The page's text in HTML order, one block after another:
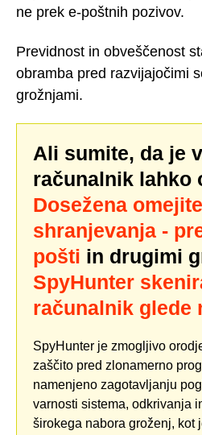
ne prek e-poštnih pozivov.
Previdnost in obveščenost
obramba pred razvijajočimi
grožnjami.
Ali sumite, da je
računalnik lahko
Dosežena
shranjevanja -
pošti in drugimi
SpyHunter
računalnik glede
SpyHunter je zmogljivo
zaščito pred zlonamerno
namenjeno zagotavljanju
varnosti sistema, odkrivanja
širokega nabora groženj, kot